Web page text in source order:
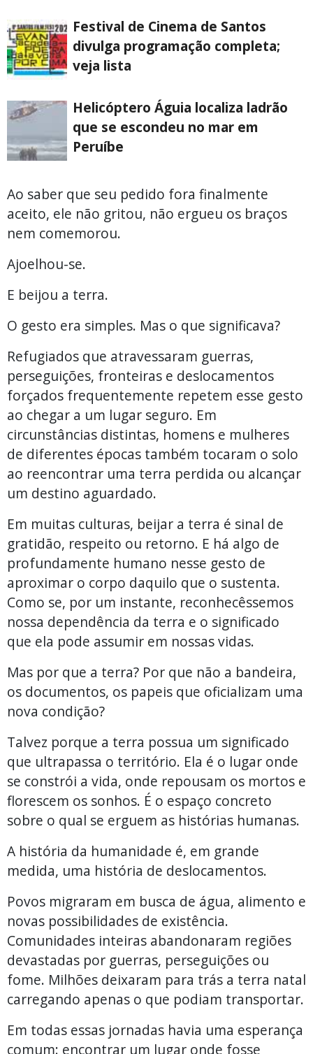
Festival de Cinema de Santos
divulga programação completa;
veja lista
Helicóptero Águia localiza ladrão
que se escondeu no mar em
Peruíbe
Ao saber que seu pedido fora finalmente
aceito, ele não gritou, não ergueu os braços
nem comemorou.
Ajoelhou-se.
E beijou a terra.
O gesto era simples. Mas o que significava?
Refugiados que atravessaram guerras,
perseguições, fronteiras e deslocamentos
forçados frequentemente repetem esse gesto
ao chegar a um lugar seguro. Em
circunstâncias distintas, homens e mulheres
de diferentes épocas também tocaram o solo
ao reencontrar uma terra perdida ou alcançar
um destino aguardado.
Em muitas culturas, beijar a terra é sinal de
gratidão, respeito ou retorno. E há algo de
profundamente humano nesse gesto de
aproximar o corpo daquilo que o sustenta.
Como se, por um instante, reconhecêssemos
nossa dependência da terra e o significado
que ela pode assumir em nossas vidas.
Mas por que a terra? Por que não a bandeira,
os documentos, os papeis que oficializam uma
nova condição?
Talvez porque a terra possua um significado
que ultrapassa o território. Ela é o lugar onde
se constrói a vida, onde repousam os mortos e
florescem os sonhos. É o espaço concreto
sobre o qual se erguem as histórias humanas.
A história da humanidade é, em grande
medida, uma história de deslocamentos.
Povos migraram em busca de água, alimento e
novas possibilidades de existência.
Comunidades inteiras abandonaram regiões
devastadas por guerras, perseguições ou
fome. Milhões deixaram para trás a terra natal
carregando apenas o que podiam transportar.
Em todas essas jornadas havia uma esperança
comum: encontrar um lugar onde fosse